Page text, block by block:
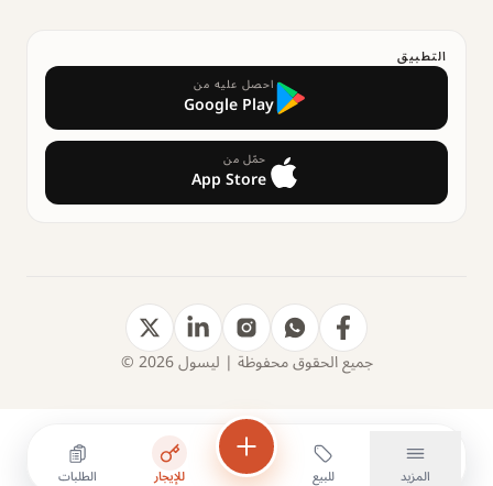
التطبيق
احصل عليه من
Google Play
حمّل من
App Store
جميع الحقوق محفوظة | ليسول 2026 ©
الطلبات للإيجار للبيع المزيد